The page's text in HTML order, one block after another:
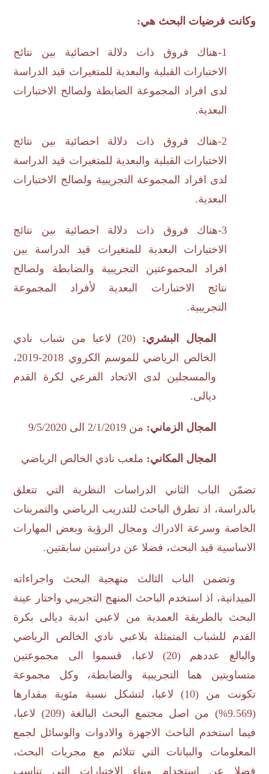
وكانت فرضيات البحث هي:
1-هناك فروق ذات دلالة احصائية بين نتائج
الاختبارات القبلية والبعدية للمتغيرات قيد الدراسة
لدى افراد المجموعة الضابطة ولصالح الاختبارات
البعدية.
2-هناك فروق ذات دلالة احصائية بين نتائج
الاختبارات القبلية والبعدية للمتغيرات قيد الدراسة
لدى افراد المجموعة التجريبية ولصالح الاختبارات
البعدية.
3-هناك فروق ذات دلالة احصائية بين نتائج
الاختبارات البعدية للمتغيرات قيد الدراسة بين
افراد المجموعتين التجريبية والضابطة ولصالح
نتائج الاختبارات البعدية لأفراد المجموعة
التجريبية.
المجال البشري:
(20) لاعبا من شباب نادي
الخالص الرياضي للموسم الكروي 2018-2019،
والمسجلين لدى الاتحاد الفرعي لكرة القدم
ديالى.
المجال الزماني: من 2/1/2019 الى 9/5/2020
المجال المكاني:ملعب نادي الخالص الرياضي
تضمّن الباب الثاني الدراسات النظرية التي تتعلق
بالدراسة، اذ تطرق الباحث للتدريب الرياضي والتمرينات
الخاصة وسرعة الادراك ومجال الرؤية وبعض المهارات
الاساسية قيد البحث، فضلا عن دراستين سابقتين.
وتضمن الباب الثالث منهجية البحث واجراءاته
الميدانية، اذ استخدم الباحث المنهج التجريبي واختار عينة
البحث بالطريقة العمدية من لاعبي اندية ديالى بكرة
القدم للشباب المتمثلة بلاعبي نادي الخالص الرياضي
والبالغ عددهم (20) لاعبا، قسموا الى مجموعتين
متساويتين هما التجريبية والضابطة، وكل مجموعة
تكونت من (10) لاعبا، لتشكل نسبة مئوية مقدارها
(9.569%) من اصل مجتمع البحث البالغة (209) لاعبا،
فيما استخدم الباحث الاجهزة والادوات والوسائل لجمع
المعلومات والبيانات التي تتلائم مع مجريات البحث،
فضلا عن استخدام وبناء الاختبارات التي تناسب